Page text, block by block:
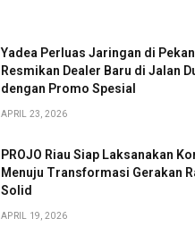
Yadea Perluas Jaringan di
Resmikan Dealer Baru di Jalan
dengan Promo Spesial
APRIL 23, 2026
PROJO Riau Siap Laksanakan
Menuju Transformasi Gerakan
Solid
APRIL 19, 2026